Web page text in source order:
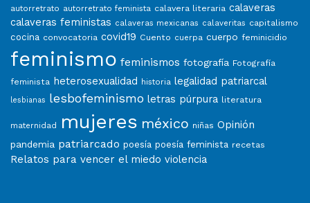
autorretrato autorretrato feminista calavera literaria calaveras
calaveras feministas calaveras mexicanas calaveritas capitalismo
cocina convocatoria covid19 Cuento cuerpa cuerpo feminicidio
feminismo feminismos fotografía Fotografía
feminista heterosexualidad historia legalidad patriarcal
lesbianas lesbofeminismo letras púrpura literatura
maternidad mujeres méxico niñas Opinión
pandemia patriarcado poesía poesía feminista recetas
Relatos para vencer el miedo violencia